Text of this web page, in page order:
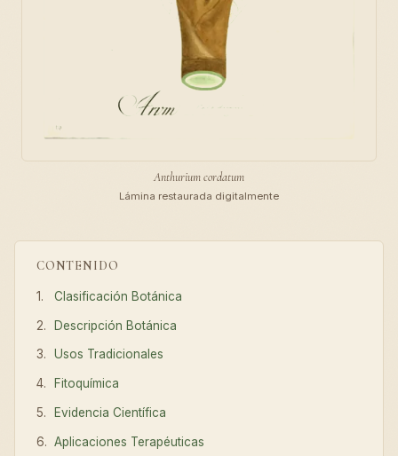
CONTENIDO
Clasificación Botánica
Descripción Botánica
Usos Tradicionales
Fitoquímica
Evidencia Científica
Aplicaciones Terapéuticas
Anthurium cordatum
Lámina restaurada digitalmente